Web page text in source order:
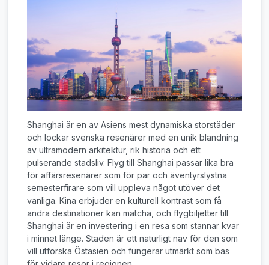
Shanghai är en av Asiens mest dynamiska storstäder
och lockar svenska resenärer med en unik blandning
av ultramodern arkitektur, rik historia och ett
pulserande stadsliv. Flyg till Shanghai passar lika bra
för affärsresenärer som för par och äventyrslystna
semesterfirare som vill uppleva något utöver det
vanliga. Kina erbjuder en kulturell kontrast som få
andra destinationer kan matcha, och flygbiljetter till
Shanghai är en investering i en resa som stannar kvar
i minnet länge. Staden är ett naturligt nav för den som
vill utforska Östasien och fungerar utmärkt som bas